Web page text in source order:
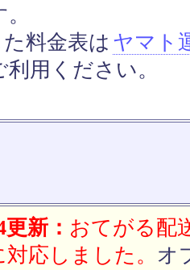
料金表は ヤマト
用ください。
更新： おてがる配
応しました。 オ